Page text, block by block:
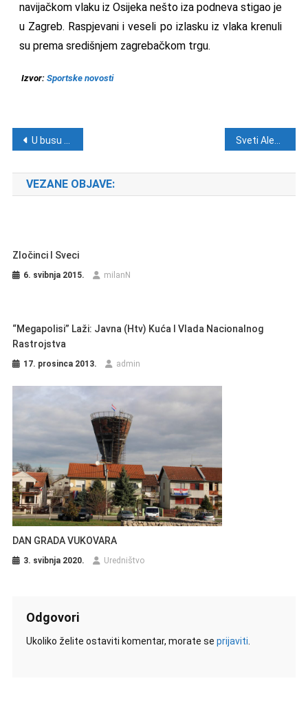
navijačkom vlaku iz Osijeka nešto iza podneva stigao je
u Zagreb. Raspjevani i veseli po izlasku iz vlaka krenuli
su prema središnjem zagrebačkom trgu.
Izvor: Sportske novosti
Navigacija objava
U busu s Vatrenima i Marko Perković Thompson: Očekuje se ludo slavlje na Trgu bana Jelačića! Sveti Aleksije
VEZANE OBJAVE:
Zločinci I Sveci
6. svibnja 2015. milanN
“Megapolisi” Laži: Javna (htv) Kuća I Vlada Nacionalnog
Rastrojstva
17. prosinca 2013. admin
DAN GRADA VUKOVARA
3. svibnja 2020. Uredništvo
Odgovori
Ukoliko želite ostaviti komentar, morate se prijaviti